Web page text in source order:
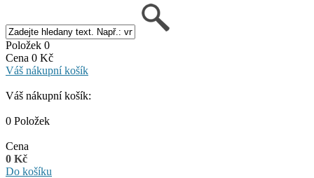
Položek 0
Cena 0 Kč
Váš nákupní košík
Váš nákupní košík:
0 Položek
Cena
0 Kč
Do košíku